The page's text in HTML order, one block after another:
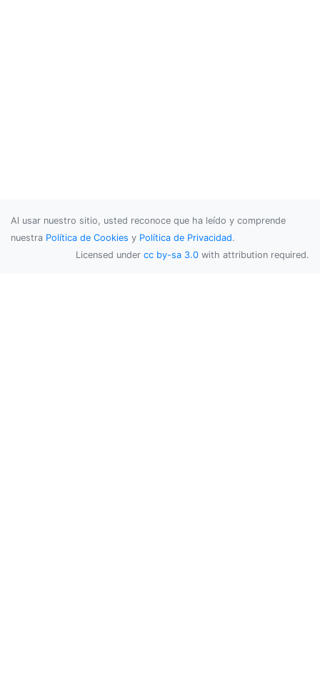
Al usar nuestro sitio, usted reconoce que ha leído y comprende
nuestra Política de Cookies y Política de Privacidad.
Licensed under cc by-sa 3.0 with attribution required.